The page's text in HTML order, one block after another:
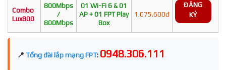
Combo
Lux800
800Mbps
/
800Mbps
01 Wi-Fi 6 & 01
AP + 01 FPT Play
Box
1.075.600đ
ĐĂNG
KÝ
📍 Tổng đài lắp mạng FPT: 0948.306.111